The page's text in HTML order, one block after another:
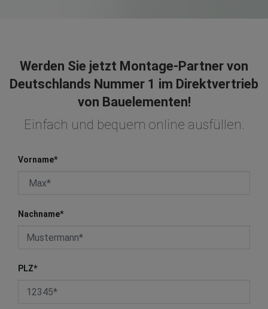
Werden Sie jetzt Montage-Partner von
Deutschlands Nummer 1 im Direktvertrieb
von Bauelementen!
Einfach und bequem online ausfüllen.
Vorname*
Nachname*
PLZ*